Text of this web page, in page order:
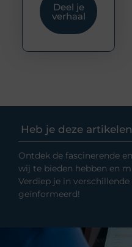
Deel je
verhaal
Heb je deze
Ontdek de fascinerende
wij te bieden hebben en
Verdiep je in
geïnformeerd!